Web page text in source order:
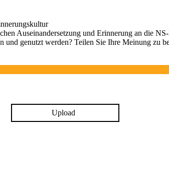
Auseinandersetzung und Erinnerung an die
und genutzt werden? Teilen Sie Ihre Meinung zu
Upload